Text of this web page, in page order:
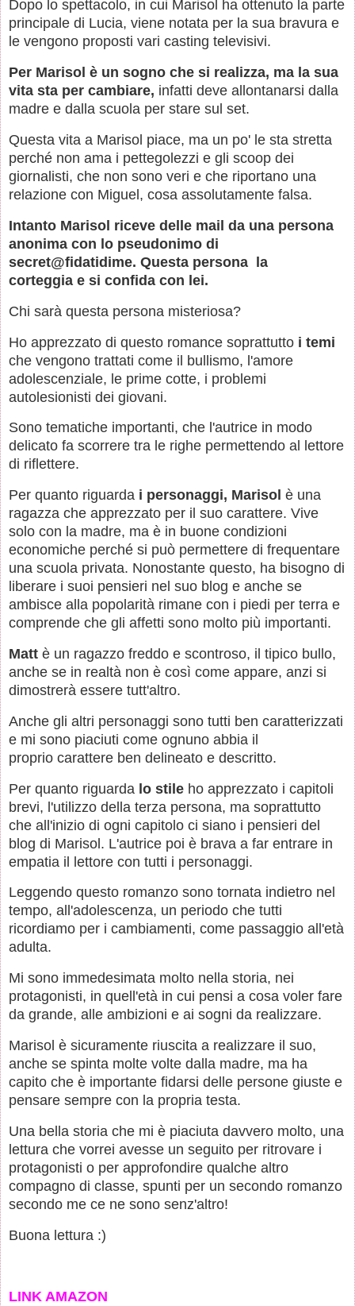
Dopo lo spettacolo, in cui Marisol ha ottenuto la parte
principale di Lucia, viene notata per la sua bravura e
le vengono proposti vari casting televisivi.
Per Marisol è un sogno che si realizza, ma la sua
vita sta per cambiare, infatti deve allontanarsi dalla
madre e dalla scuola per stare sul set.
Questa vita a Marisol piace, ma un po' le sta stretta
perché non ama i pettegolezzi e gli scoop dei
giornalisti, che non sono veri e che riportano una
relazione con Miguel, cosa assolutamente falsa.
Intanto Marisol riceve delle mail da una persona
anonima con lo pseudonimo di
secret@fidatidime. Questa persona la
corteggia e si confida con lei.
Chi sarà questa persona misteriosa?
Ho apprezzato di questo romance soprattutto i temi
che vengono trattati come il bullismo, l'amore
adolescenziale, le prime cotte, i problemi
autolesionisti dei giovani.
Sono tematiche importanti, che l'autrice in modo
delicato fa scorrere tra le righe permettendo al lettore
di riflettere.
Per quanto riguarda i personaggi, Marisol è una
ragazza che apprezzato per il suo carattere. Vive
solo con la madre, ma è in buone condizioni
economiche perché si può permettere di frequentare
una scuola privata. Nonostante questo, ha bisogno di
liberare i suoi pensieri nel suo blog e anche se
ambisce alla popolarità rimane con i piedi per terra e
comprende che gli affetti sono molto più importanti.
Matt è un ragazzo freddo e scontroso, il tipico bullo,
anche se in realtà non è così come appare, anzi si
dimostrerà essere tutt'altro.
Anche gli altri personaggi sono tutti ben caratterizzati
e mi sono piaciuti come ognuno abbia il
proprio carattere ben delineato e descritto.
Per quanto riguarda lo stile ho apprezzato i capitoli
brevi, l'utilizzo della terza persona, ma soprattutto
che all'inizio di ogni capitolo ci siano i pensieri del
blog di Marisol. L'autrice poi è brava a far entrare in
empatia il lettore con tutti i personaggi.
Leggendo questo romanzo sono tornata indietro nel
tempo, all'adolescenza, un periodo che tutti
ricordiamo per i cambiamenti, come passaggio all'età
adulta.
Mi sono immedesimata molto nella storia, nei
protagonisti, in quell'età in cui pensi a cosa voler fare
da grande, alle ambizioni e ai sogni da realizzare.
Marisol è sicuramente riuscita a realizzare il suo,
anche se spinta molte volte dalla madre, ma ha
capito che è importante fidarsi delle persone giuste e
pensare sempre con la propria testa.
Una bella storia che mi è piaciuta davvero molto, una
lettura che vorrei avesse un seguito per ritrovare i
protagonisti o per approfondire qualche altro
compagno di classe, spunti per un secondo romanzo
secondo me ce ne sono senz'altro!
Buona lettura :)
LINK AMAZON